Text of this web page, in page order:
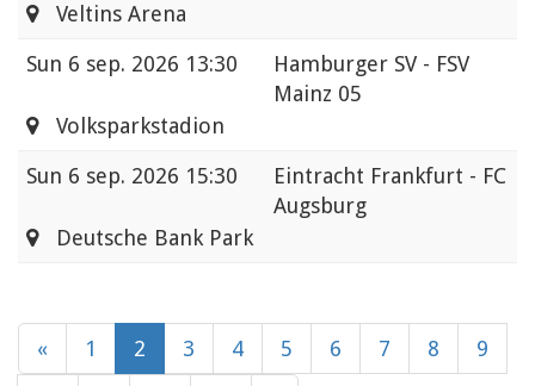
Veltins Arena
Sun 6 sep. 2026 13:30
Hamburger SV - FSV
Mainz 05
Volksparkstadion
Sun 6 sep. 2026 15:30
Eintracht Frankfurt - FC
Augsburg
Deutsche Bank Park
« 1 2 3 4 5 6 7 8 9